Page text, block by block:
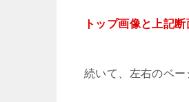
トップ画像と上記
続いて、左右のベー